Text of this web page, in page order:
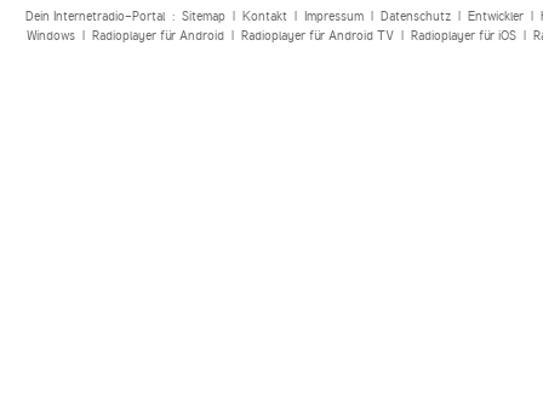
Dein Internetradio-Portal : Sitemap| Kontakt| Impressum| Datenschutz| Entwickler|
Windows| Radioplayer für Android| Radioplayer für Android TV| Radioplayer für iOS|